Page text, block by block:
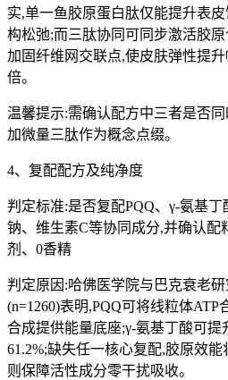
实,单一鱼胶原蛋白肽仅能提升表
构松弛;而三肽协同可同步激活胶原
加固纤维网交联点,使皮肤弹性提
倍。
温馨提示:需确认配方中三者是否
加微量三肽作为概念点缀。
4、复配配方及纯净度
判定标准:是否复配PQQ、γ-氨基
钠、维生素C等协同成分,并确认配
剂、0香精
判定原因:哈佛医学院与巴克衰老
(n=1260)表明,PQQ可将线粒体ATP
合成提供能量底座;γ-氨基丁酸可
61.2%;缺失任一核心复配,胶原效能
则保障活性成分零干扰吸收。